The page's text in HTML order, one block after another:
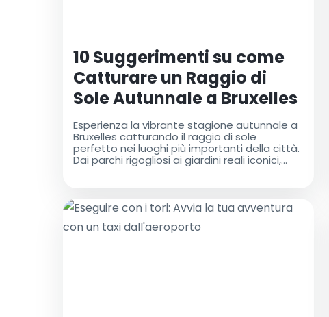
10 Suggerimenti su come
Catturare un Raggio di
Sole Autunnale a Bruxelles
Esperienza la vibrante stagione autunnale a
Bruxelles catturando il raggio di sole
perfetto nei luoghi più importanti della città.
Dai parchi rigogliosi ai giardini reali iconici,
tuo viaggio sia confortevole e privo di stress.
Scopri come puoi sfruttare al meglio
Bruxelles in autunno con la nostra guida ai